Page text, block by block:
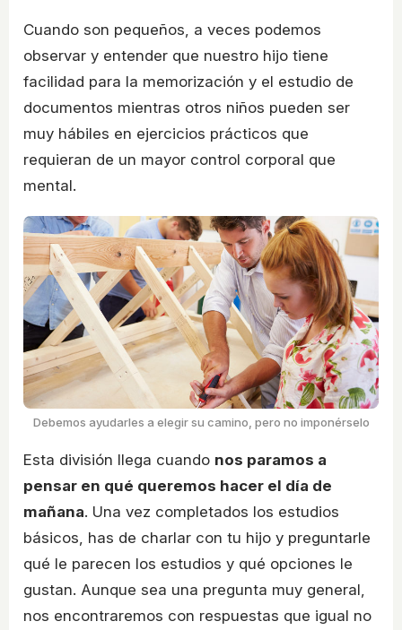
Cuando son pequeños, a veces podemos
observar y entender que nuestro hijo tiene
facilidad para la memorización y el estudio de
documentos mientras otros niños pueden ser
muy hábiles en ejercicios prácticos que
requieran de un mayor control corporal que
mental.
Debemos ayudarles a elegir su camino, pero no imponérselo
Esta división llega cuando nos paramos a
pensar en qué queremos hacer el día de
mañana. Una vez completados los estudios
básicos, has de charlar con tu hijo y preguntarle
qué le parecen los estudios y qué opciones le
gustan. Aunque sea una pregunta muy general,
nos encontraremos con respuestas que igual no